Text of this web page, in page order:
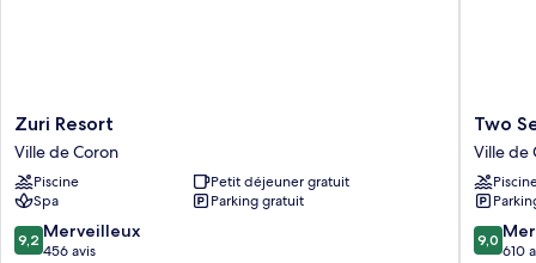
Zuri
Resort
Ville
de
Coron
Zuri Resort
Ville de Coron
Piscine
Petit déjeuner gratuit
Spa
Parking gratuit
9.2
sur
9,2 Merveilleux
456 avis
Two
Seasons
Coron
Bayside
Hotel
Ville
de
Two
Ville de
9.0
sur
9,0
610